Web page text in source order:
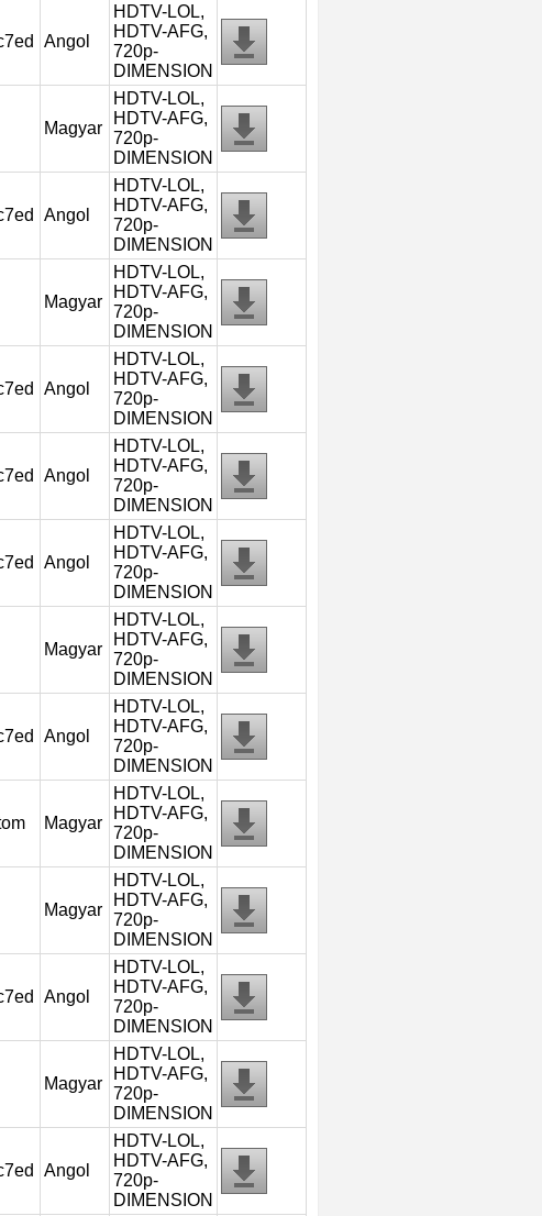
Angol
HDTV-LOL,
HDTV-AFG,
720p-
DIMENSION
Magyar
HDTV-LOL,
HDTV-AFG,
720p-
DIMENSION
Angol
HDTV-LOL,
HDTV-AFG,
720p-
DIMENSION
Magyar
HDTV-LOL,
HDTV-AFG,
720p-
DIMENSION
Angol
HDTV-LOL,
HDTV-AFG,
720p-
DIMENSION
Angol
HDTV-LOL,
HDTV-AFG,
720p-
DIMENSION
Angol
HDTV-LOL,
HDTV-AFG,
720p-
DIMENSION
Magyar
HDTV-LOL,
HDTV-AFG,
720p-
DIMENSION
Angol
HDTV-LOL,
HDTV-AFG,
720p-
DIMENSION
Magyar
HDTV-LOL,
HDTV-AFG,
720p-
DIMENSION
Magyar
HDTV-LOL,
HDTV-AFG,
720p-
DIMENSION
Angol
HDTV-LOL,
HDTV-AFG,
720p-
DIMENSION
Magyar
HDTV-LOL,
HDTV-AFG,
720p-
DIMENSION
Angol
HDTV-LOL,
HDTV-AFG,
720p-
DIMENSION